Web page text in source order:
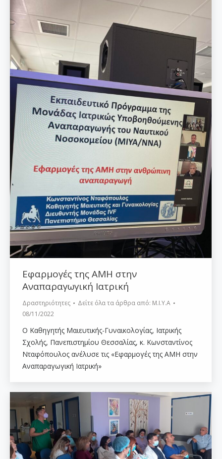
Εφαρμογές της ΑΜΗ στην
Αναπαραγωγική Ιατρική
Δραστηριότητες Δείτε όλα τα άρθρα από: Μ.Ι.Υ.Α
08/11/2022
Ο Καθηγητής Μαιευτικής-Γυναικολογίας, Ιατρικής
Σχολής, Πανεπιστημίου Θεσσαλίας, κ. Κωνσταντίνος
Νταφόπουλος ανέλυσε τις «Εφαρμογές της ΑΜΗ στην
Αναπαραγωγική Ιατρική»